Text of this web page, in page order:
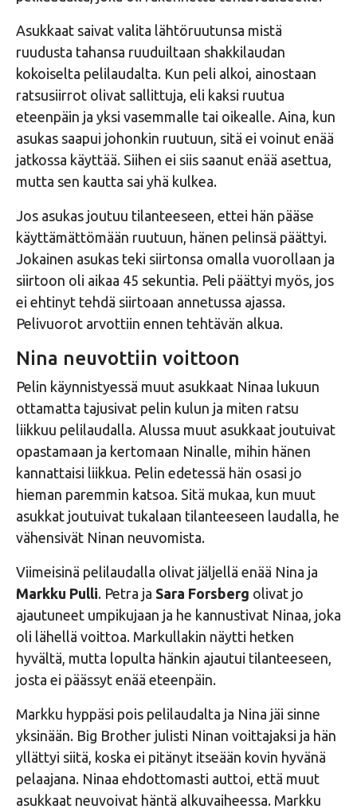
Asukkaat saivat valita lähtöruutunsa mistä
ruudusta tahansa ruuduiltaan shakkilaudan
kokoiselta pelilaudalta. Kun peli alkoi, ainostaan
ratsusiirrot olivat sallittuja, eli kaksi ruutua
eteenpäin ja yksi vasemmalle tai oikealle. Aina, kun
asukas saapui johonkin ruutuun, sitä ei voinut enää
jatkossa käyttää. Siihen ei siis saanut enää asettua,
mutta sen kautta sai yhä kulkea.
Jos asukas joutuu tilanteeseen, ettei hän pääse
käyttämättömään ruutuun, hänen pelinsä päättyi.
Jokainen asukas teki siirtonsa omalla vuorollaan ja
siirtoon oli aikaa 45 sekuntia. Peli päättyi myös, jos
ei ehtinyt tehdä siirtoaan annetussa ajassa.
Pelivuorot arvottiin ennen tehtävän alkua.
Nina neuvottiin voittoon
Pelin käynnistyessä muut asukkaat Ninaa lukuun
ottamatta tajusivat pelin kulun ja miten ratsu
liikkuu pelilaudalla. Alussa muut asukkaat joutuivat
opastamaan ja kertomaan Ninalle, mihin hänen
kannattaisi liikkua. Pelin edetessä hän osasi jo
hieman paremmin katsoa. Sitä mukaa, kun muut
asukkat joutuivat tukalaan tilanteeseen laudalla, he
vähensivät Ninan neuvomista.
Viimeisinä pelilaudalla olivat jäljellä enää Nina ja
Markku Pulli. Petra ja Sara Forsberg olivat jo
ajautuneet umpikujaan ja he kannustivat Ninaa, joka
oli lähellä voittoa. Markullakin näytti hetken
hyvältä, mutta lopulta hänkin ajautui tilanteeseen,
josta ei päässyt enää eteenpäin.
Markku hyppäsi pois pelilaudalta ja Nina jäi sinne
yksinään. Big Brother julisti Ninan voittajaksi ja hän
yllättyi siitä, koska ei pitänyt itseään kovin hyvänä
pelaajana. Ninaa ehdottomasti auttoi, että muut
asukkaat neuvoivat häntä alkuvaiheessa. Markku